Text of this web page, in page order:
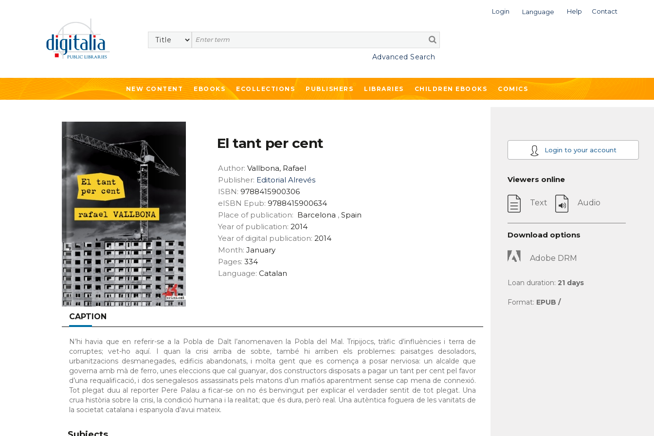
Login Language Help Contact
Search
Advanced Search
NEW CONTENT EBOOKS ECOLLECTIONS PUBLISHERS LIBRARIES CHILDREN EBOOKS COMICS
El tant per cent
Author: Vallbona, Rafael
Publisher: Editorial Alrevés
ISBN: 9788415900306
eISBN Epub: 9788415900634
Place of publication: Barcelona , Spain
Year of publication: 2014
Year of digital publication: 2014
Month: January
Pages: 334
Language: Catalan
CAPTION
N’hi havia que en referir-se a la Pobla de Dalt l’anomenaven la Pobla del Mal. Tripijocs, tràfic d’influències i terra de
corruptes; vet-ho aquí. I quan la crisi arriba de sobte, també hi arriben els problemes: paisatges desoladors,
urbanitzacions desmanegades, edificis abandonats, i molta gent que es comença a posar nerviosa: un alcalde que
governa amb mà de ferro, unes eleccions que cal guanyar, dos constructors disposats a pagar un tant per cent pel favor
d’una requalificació, i dos senegalesos assassinats pels matons d’un mafiós aparentment sense cap mena de connexió.
Tot plegat duu al reporter Pere Palau a ficar-se on no és benvingut per explicar el verdader sentit de tot plegat. Una
crua història sobre la crisi, la condició humana i la realitat; que és dura, però real. Una autèntica foguera de les vanitats de
la societat catalana i espanyola d’avui mateix.
Login to your account
Viewers online
Text Audio
Download options
Adobe DRM
Loan duration: 21 days
Format: EPUB /